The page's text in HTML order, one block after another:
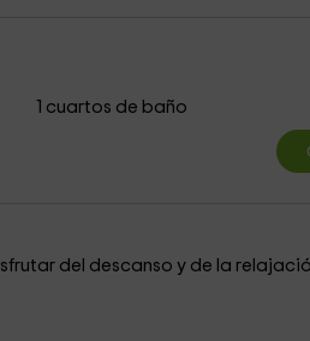
1 cuartos de baño
del descanso y de la